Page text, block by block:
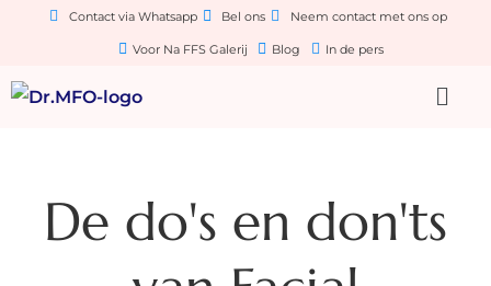
Contact via Whatsapp Bel ons Neem contact met ons op
Voor Na FFS Galerij Blog In de pers
De do's en don'ts